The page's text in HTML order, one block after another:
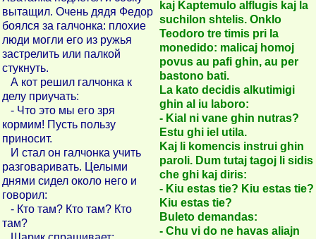
вытащил. Очень дядя Федор
боялся за галчонка: плохие
люди могли его из ружья
застрелить или палкой
стукнуть.
А кот решил галчонка к
делу приучать:
- Что это мы его зря
кормим! Пусть пользу
приносит.
И стал он галчонка учить
разговаривать. Целыми
днями сидел около него и
говорил:
- Кто там? Кто там? Кто
там?
kaj Kaptemulo alflugis kaj la
suchilon shtelis. Onklo
Teodoro tre timis pri la
monedido: malicaj homoj
povus au pafi ghin, au per
bastono bati.
La kato decidis alkutimigi
ghin al iu laboro:
- Kial ni vane ghin nutras?
Estu ghi iel utila.
Kaj li komencis instrui ghin
paroli. Dum tutaj tagoj li sidis
che ghi kaj diris:
- Kiu estas tie? Kiu estas tie?
Kiu estas tie?
Buleto demandas:
- Chu vi do ne havas aliajn